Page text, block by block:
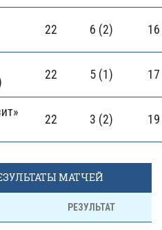
22 6 (2)
22 5 (1)
22 3 (2) 19
МАТЧЕЙ
РЕЗУЛЬТАТ